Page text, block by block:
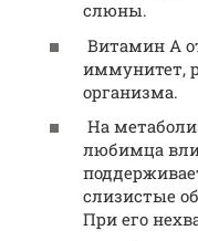
слюны.
Витамин А
иммунитет,
организма.
На
любимца
слизистые
При его